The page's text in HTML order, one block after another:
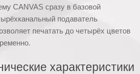
CANVAS сразу в базовой
подаватель
печатать до четырёх цветов
характеристики